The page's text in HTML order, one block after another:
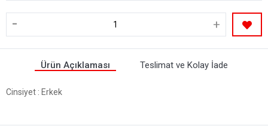
- +
Ürün Açıklaması Teslimat ve Kolay İade
Cinsiyet : Erkek